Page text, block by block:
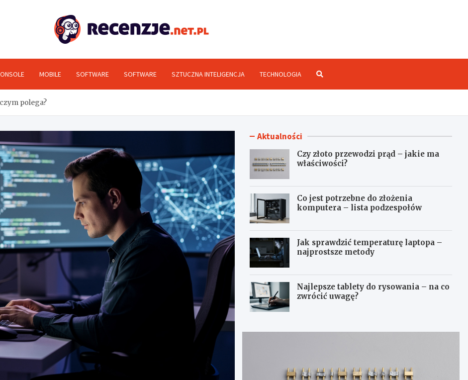
MOBILE SOFTWARE SOFTWARE SZTUCZNA INTELIGENCJA TECHNOLOGIA
polega?
Aktualności
Czy złoto przewodzi prąd – jakie ma
właściwości?
Co jest potrzebne do złożenia
komputera – lista podzespołów
Jak sprawdzić temperaturę laptopa –
najprostsze metody
Najlepsze tablety do rysowania – na co
zwrócić uwagę?